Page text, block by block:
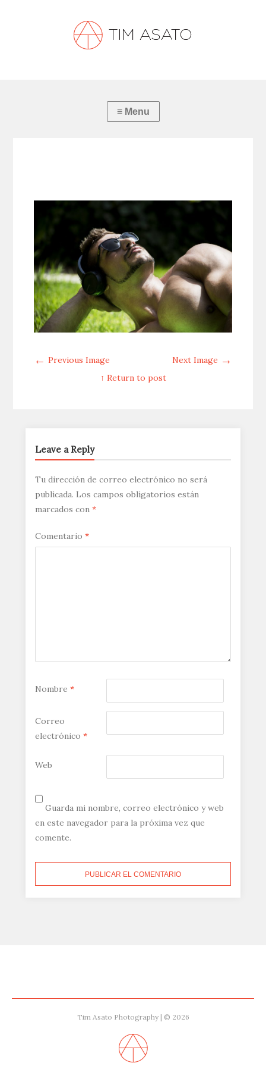
← Previous Image Next Image →
↑ Return to post
Leave a Reply
Tu dirección de correo electrónico no será
publicada. Los campos obligatorios están
marcados con *
Comentario *
Nombre *
Correo
electrónico *
Web
Guarda mi nombre, correo electrónico y web
en este navegador para la próxima vez que
comente.
Tim Asato Photography | © 2026